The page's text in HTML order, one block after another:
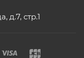
д.7, стр.1